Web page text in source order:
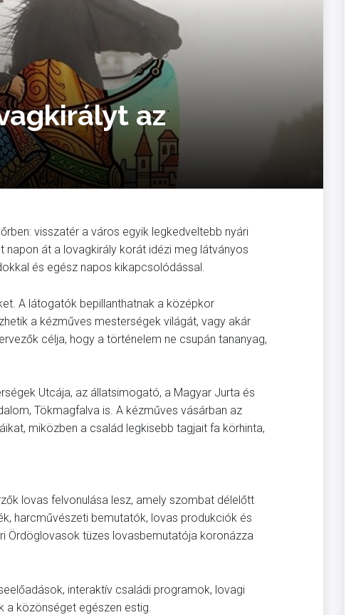
az
visszatér a város egyik legkedveltebb nyári
napon át a lovagkirály korát idézi meg látványos
és egész napos kikapcsolódással.
A látogatók bepillanthatnak a középkor
a kézműves mesterségek világát, vagy akár
célja, hogy a történelem ne csupán tananyag,
Utcája, az állatsimogató, a Magyar Jurta és
Tökmagfalva is. A kézműves vásárban az
miközben a család legkisebb tagjait fa körhinta,
lovas felvonulása lesz, amely szombat délelőtt
harcművészeti bemutatók, lovas produkciók és
Ördöglovasok tüzes lovasbemutatója koronázza
interaktív családi programok, lovagi
a közönséget egészen estig.